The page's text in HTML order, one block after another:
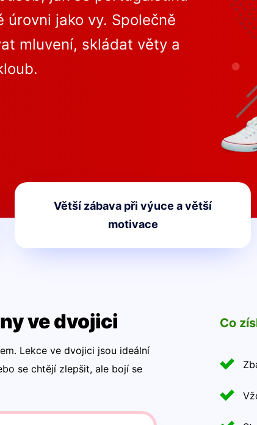
jako vy. Společně
mluvení, skládat věty a
Větší zábava při výuce a větší
motivace
ve dvojici
Lekce ve dvojici jsou ideální
se chtějí zlepšit, ale bojí se
Co